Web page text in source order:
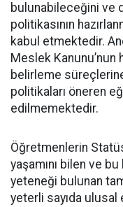
bulunabileceğini ve
politikasının
kabul etmektedir.
Meslek Kanunu’nun
belirleme
politikaları öneren
edilmemektedir.
Öğretmenlerin
yaşamını bilen ve
yeteneği bulunan
yeterli sayıda ulusal